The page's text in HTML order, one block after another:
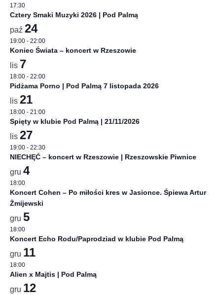
17:30
Cztery Smaki Muzyki 2026 | Pod Palmą
paź 24
19:00 - 22:00
Koniec Świata – koncert w Rzeszowie
lis 7
18:00 - 22:00
Pidżama Porno | Pod Palmą 7 listopada 2026
lis 21
18:00 - 21:00
Spięty w klubie Pod Palmą | 21/11/2026
lis 27
19:00 - 22:30
NIECHĘĆ – koncert w Rzeszowie | Rzeszowskie Piwnice
gru 4
18:00
Koncert Cohen – Po miłości kres w Jasionce. Śpiewa Artur
Żmijewski
gru 5
18:00
Koncert Echo Rodu/Paprodziad w klubie Pod Palmą
gru 11
18:00
Alien x Majtis | Pod Palmą
gru 12